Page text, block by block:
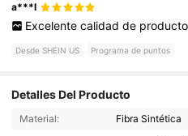
a***l
Excelente calidad de producto
Desde SHEIN US Programa de puntos
Detalles Del Producto
Material: Fibra Sintética
4.92 134K Seguidores